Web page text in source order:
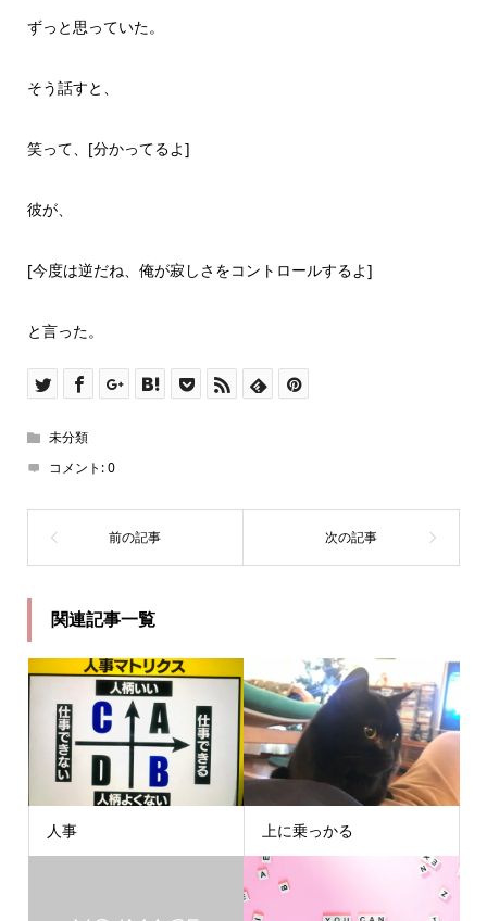
ずっと思っていた。
そう話すと、
笑って、[分かってるよ]
彼が、
[今度は逆だね、俺が寂しさをコントロールするよ]
と言った。
未分類
コメント:0
関連記事一覧
人事 上に乗っかる